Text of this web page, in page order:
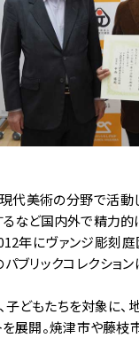
代美術の分野で活動
るなど国内外で精力的
年にヴァンジ彫刻
ブリックコレクショ
子どもたちを対象に、
を展開。焼津市や藤枝